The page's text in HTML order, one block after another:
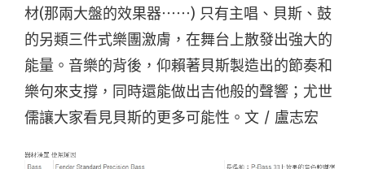
材(那兩大盤的效果器⋯⋯) 只有主唱、貝斯、鼓
的另類三件式樂團激膚，在舞台上散發出強大的
能量。音樂的背後，仰賴著貝斯製造出的節奏和
樂句來支撐，同時還能做出吉他般的聲響；尤世
儒讓大家看見貝斯的更多可能性。文 / 盧志宏